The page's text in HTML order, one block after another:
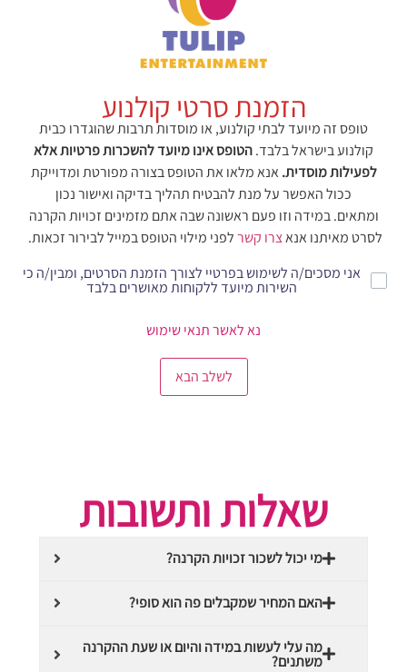
הזמנת סרטי קולנוע
טופס זה מיועד לבתי קולנוע, או מוסדות תרבות שהוגדרו כבית
קולנוע בישראל בלבד.הטופס אינו מיועד להשכרות פרטיות אלא
לפעילות מוסדית. אנא מלאו את הטופס בצורה מפורטת ומדוייקת
ככול האפשר על מנת להבטיח תהליך בדיקה ואישור נכון
ומתאים. במידה וזו פעם ראשונה שבה אתם מזמינים זכויות הקרנה
לסרט מאיתנו אנאצרו קשרלפני מילוי הטופס במייל לבירור זכאות.
אני מסכים/ה לשימוש בפרטיי לצורך הזמנת הסרטים, ומבין/ה כי
השירות מיועד ללקוחות מאושרים בלבד
נא לאשר תנאי שימוש
לשלב הבא
שאלות ותשובות
מי יכול לשכור זכויות הקרנה?
האם המחיר שמקבלים פה הוא סופי?
מה עלי לעשות במידה והיום או שעת ההקרנה
משתנים?